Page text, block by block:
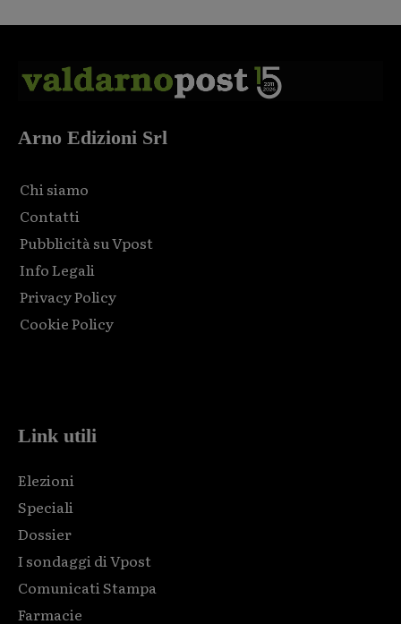
Arno Edizioni Srl
Chi siamo
Contatti
Pubblicità su Vpost
Info Legali
Privacy Policy
Cookie Policy
Link utili
Elezioni
Speciali
Dossier
I sondaggi di Vpost
Comunicati Stampa
Farmacie